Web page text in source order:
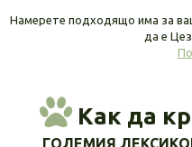
Намерете подходящо има за
да е
Как да
ГОЛЕМИЯ